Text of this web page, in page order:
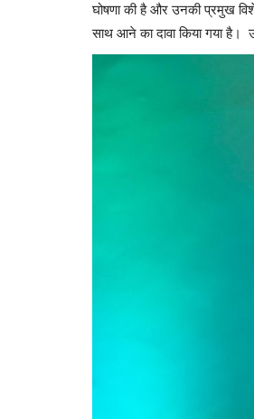
घोषणा की है और उनकी प्रमुख
साथ आने का दावा किया गया